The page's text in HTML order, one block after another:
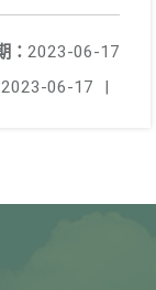
： 2023-06-17
2023-06-17 |